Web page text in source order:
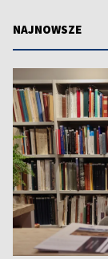
NAJNOWSZE